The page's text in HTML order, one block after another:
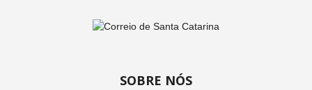
SOBRE NÓS